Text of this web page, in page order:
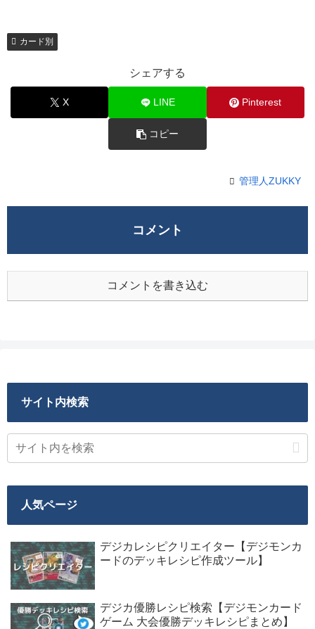
カード別
シェアする
X LINE Pinterest
コピー
管理人ZUKKY
コメント
コメントを書き込む
サイト内検索
人気ページ
デジカレシピクリエイター【デジモンカ
ードのデッキレシピ作成ツール】
デジカ優勝レシピ検索【デジモンカード
ゲーム 大会優勝デッキレシピまとめ】